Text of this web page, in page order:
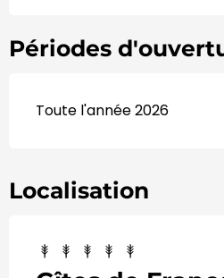
Périodes
Toute l'année 2026
Localisation